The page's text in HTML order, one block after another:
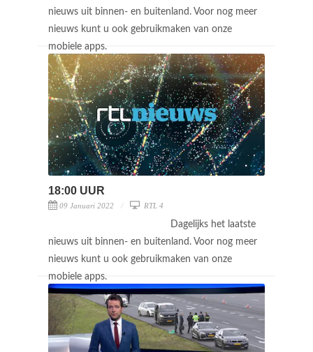
nieuws uit binnen- en buitenland. Voor nog meer
nieuws kunt u ook gebruikmaken van onze
mobiele apps.
18:00 UUR
09 Januari 2022 RTL 4
Dagelijks het laatste
nieuws uit binnen- en buitenland. Voor nog meer
nieuws kunt u ook gebruikmaken van onze
mobiele apps.